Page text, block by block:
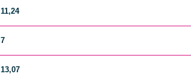
11,24
7
13,07